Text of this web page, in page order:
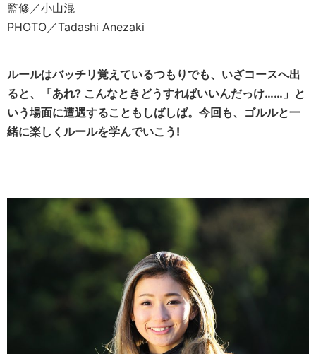
監修／小山混
PHOTO／Tadashi Anezaki
ルールはバッチリ覚えているつもりでも、いざコースへ出
ると、「あれ? こんなときどうすればいいんだっけ……」と
いう場面に遭遇することもしばしば。今回も、ゴルルと一
緒に楽しくルールを学んでいこう!